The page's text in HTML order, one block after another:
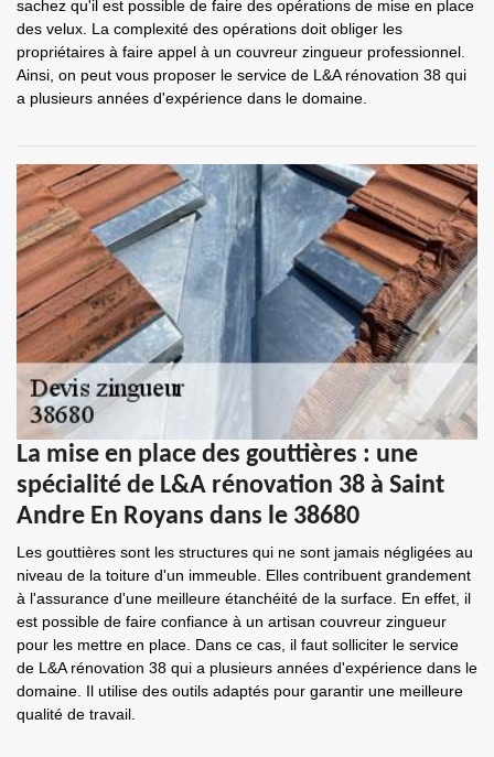
sachez qu'il est possible de faire des opérations de mise en place
des velux. La complexité des opérations doit obliger les
propriétaires à faire appel à un couvreur zingueur professionnel.
Ainsi, on peut vous proposer le service de L&A rénovation 38 qui
a plusieurs années d'expérience dans le domaine.
La mise en place des gouttières : une
spécialité de L&A rénovation 38 à Saint
Andre En Royans dans le 38680
Les gouttières sont les structures qui ne sont jamais négligées au
niveau de la toiture d'un immeuble. Elles contribuent grandement
à l'assurance d'une meilleure étanchéité de la surface. En effet, il
est possible de faire confiance à un artisan couvreur zingueur
pour les mettre en place. Dans ce cas, il faut solliciter le service
de L&A rénovation 38 qui a plusieurs années d'expérience dans le
domaine. Il utilise des outils adaptés pour garantir une meilleure
qualité de travail.